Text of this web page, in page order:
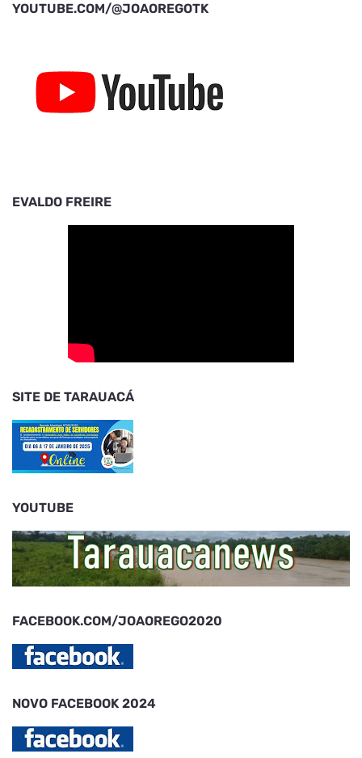
YOUTUBE.COM/@JOAOREGOTK
EVALDO FREIRE
SITE DE TARAUACÁ
YOUTUBE
FACEBOOK.COM/JOAOREGO2020
NOVO FACEBOOK 2024